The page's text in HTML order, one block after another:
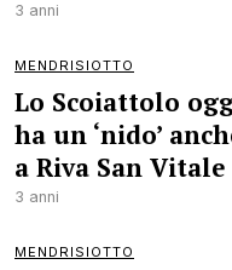
3 anni
MENDRISIOTTO
Lo Scoiattolo
ha un ‘nido’
a Riva San Vitale
3 anni
MENDRISIOTTO